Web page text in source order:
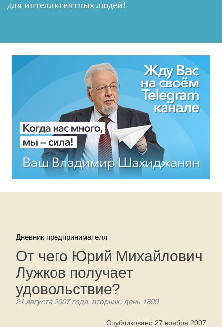
для интеллигентных людей!
Дневник предпринимателя
От чего Юрий Михайлович
Лужков получает
удовольствие?
21 августа 2007 года, вторник, день 1899
Опубликовано 27 ноября 2007